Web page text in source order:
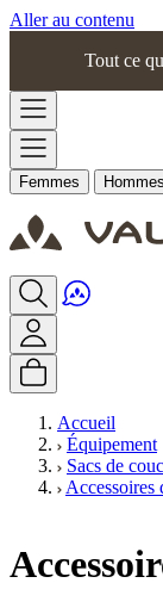
Aller au contenu
Tout ce
Femmes Hommes
Accueil
Équipement
Sacs de
Accessoires